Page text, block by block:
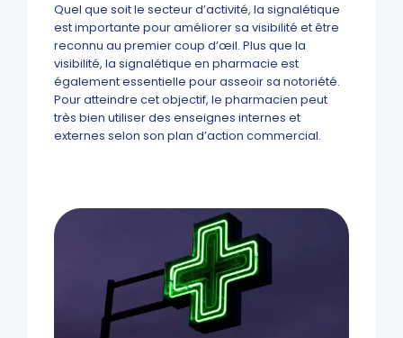
Quel que soit le secteur d’activité, la signalétique
est importante pour améliorer sa visibilité et être
reconnu au premier coup d’œil. Plus que la
visibilité, la signalétique en pharmacie est
également essentielle pour asseoir sa notoriété.
Pour atteindre cet objectif, le pharmacien peut
très bien utiliser des enseignes internes et
externes selon son plan d’action commercial.